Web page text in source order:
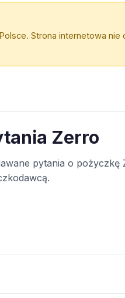
Strona internetowa nie
Zerro
pytania o pożyczkę